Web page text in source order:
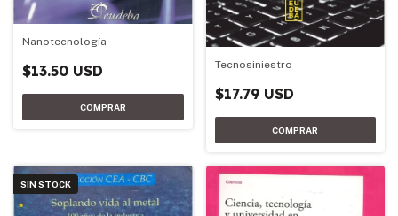
Nanotecnología
$13.50 USD Tecnosiniestro
$17.79 USD
SIN STOCK